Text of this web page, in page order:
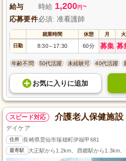
給与 時給 1,200円 ~
応募要件必須: 准看護師
就業時間 休憩 月 火
日勤 8:30～ 17:30 60分 募集 募
年齢不問 50代活躍 未経験可 40代活躍
お気に入り に追加
スピード対応 介護老人保健施設
デイケア
住所 長崎県雲仙市瑞穂町伊福甲681
最寄駅 大正駅から1.2km、西郷駅から1.3km